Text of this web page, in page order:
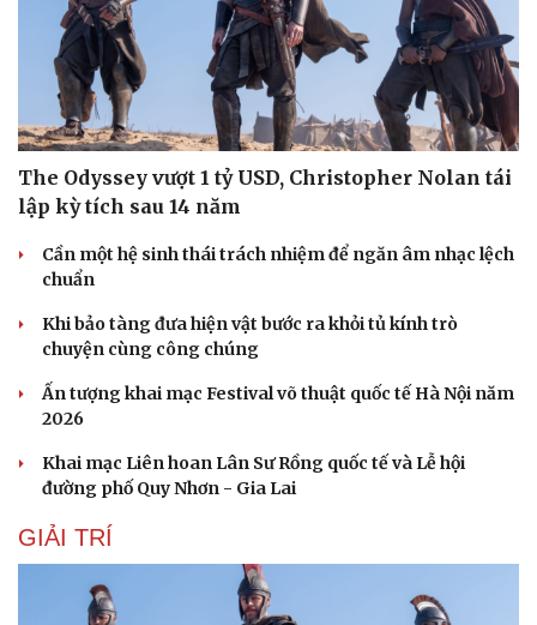
Du lịch
Tư vấn
check-in
Podcast
Cửa sổ tình yêu
Hạt giống tâm hồn
The Odyssey vượt 1 tỷ USD, Christopher Nolan tái
lập kỳ tích sau 14 năm
Cần một hệ sinh thái trách nhiệm để ngăn âm nhạc lệch
chuẩn
Khi bảo tàng đưa hiện vật bước ra khỏi tủ kính trò
chuyện cùng công chúng
Ấn tượng khai mạc Festival võ thuật quốc tế Hà Nội năm
2026
Khai mạc Liên hoan Lân Sư Rồng quốc tế và Lễ hội
đường phố Quy Nhơn - Gia Lai
GIẢI TRÍ